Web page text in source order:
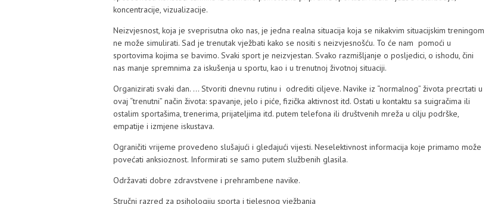
koncentracije, vizualizacije.
Neizvjesnost, koja je sveprisutna oko nas, je jedna realna situacija koja se nikakvim situacijskim treningom
ne može simulirati. Sad je trenutak vježbati kako se nositi s neizvjesnošću. To će nam pomoći u
sportovima kojima se bavimo. Svaki sport je neizvjestan. Svako razmišljanje o posljedici, o ishodu, čini
nas manje spremnima za iskušenja u sportu, kao i u trenutnoj životnoj situaciji.
Organizirati svaki dan. … Stvoriti dnevnu rutinu i odrediti ciljeve. Navike iz “normalnog” života precrtati u
ovaj “trenutni” način života: spavanje, jelo i piće, fizička aktivnost itd. Ostati u kontaktu sa suigračima ili
ostalim sportašima, trenerima, prijateljima itd. putem telefona ili društvenih mreža u cilju podrške,
empatije i izmjene iskustava.
Ograničiti vrijeme provedeno slušajući i gledajući vijesti. Neselektivnost informacija koje primamo može
povećati anksioznost. Informirati se samo putem službenih glasila.
Održavati dobre zdravstvene i prehrambene navike.
Stručni razred za psihologiju sporta i tjelesnog vježbanja